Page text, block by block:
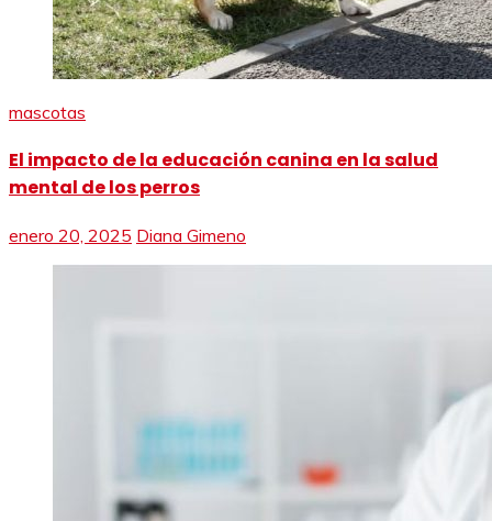
mascotas
El impacto de la educación canina en la salud
mental de los perros
enero 20, 2025 Diana Gimeno